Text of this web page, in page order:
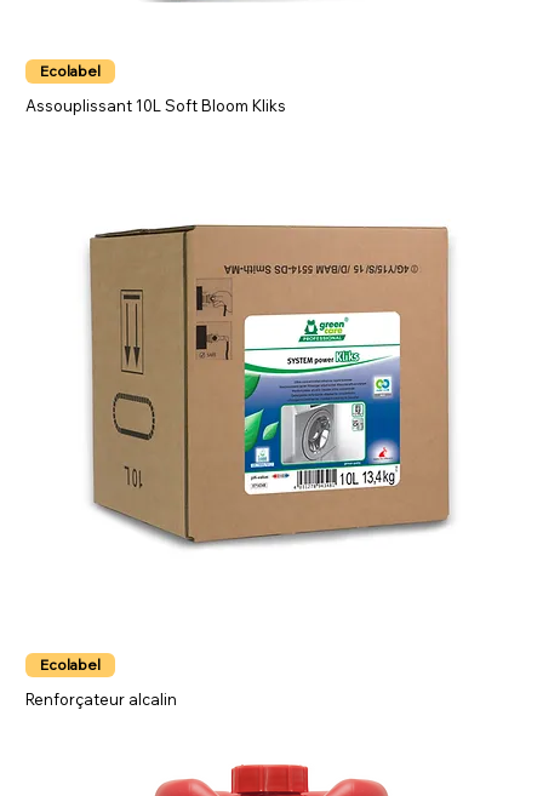
Ecolabel
Assouplissant 10L Soft Bloom Kliks
Ecolabel
Renforçateur alcalin